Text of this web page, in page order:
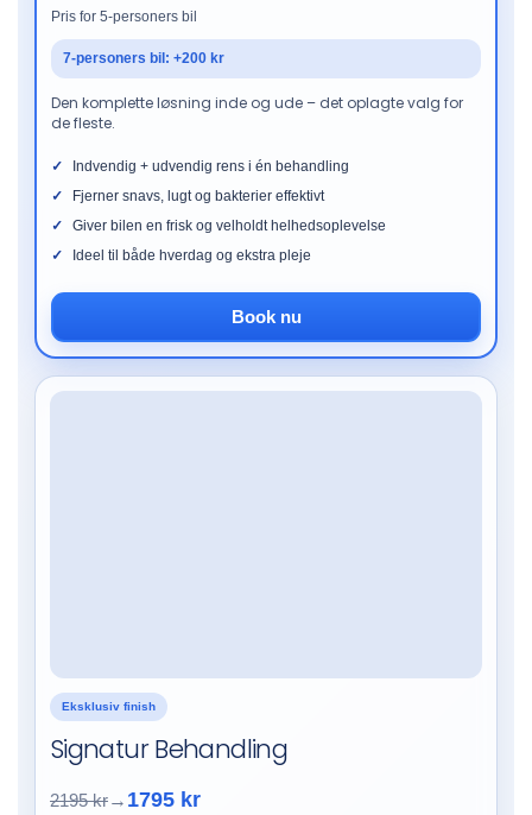
Pris for 5-personers bil
7-personers bil: +200 kr
Den komplette løsning inde og ude – det oplagte valg for
de fleste.
Indvendig + udvendig rens i én behandling
Fjerner snavs, lugt og bakterier effektivt
Giver bilen en frisk og velholdt helhedsoplevelse
Ideel til både hverdag og ekstra pleje
Book nu
Eksklusiv finish
Signatur Behandling
2195 kr→ 1795 kr